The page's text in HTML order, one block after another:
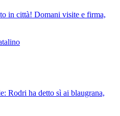
in città! Domani visite e firma,
Rodri ha detto sì ai blaugrana,